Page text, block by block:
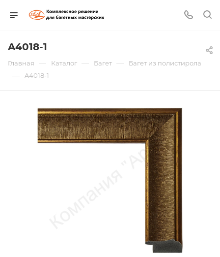
A4018-1
Главная — Каталог — Багет — Багет из полистирола
— A4018-1